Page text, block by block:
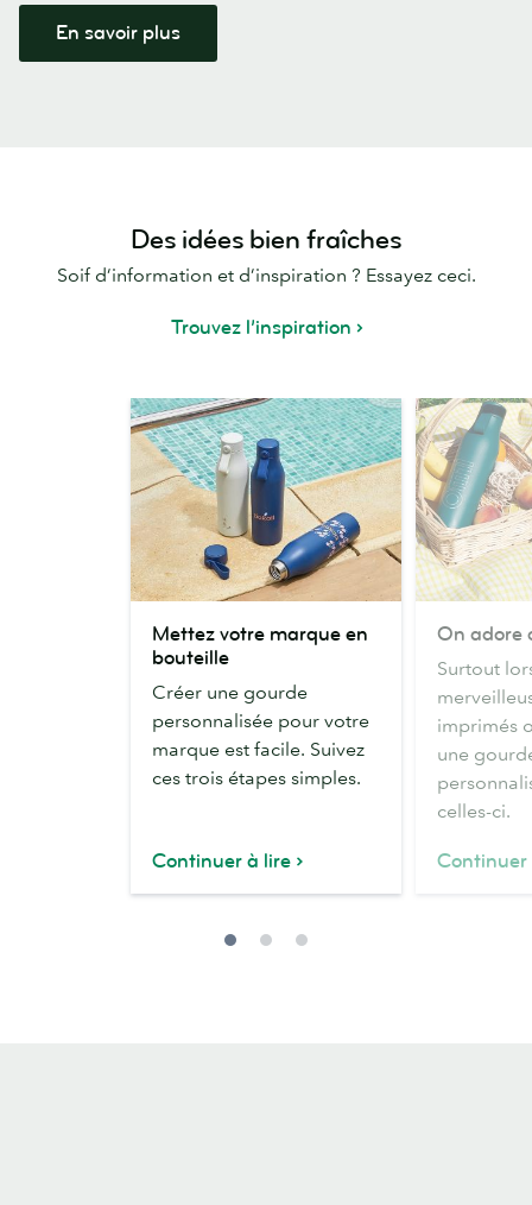
En savoir plus
Des idées bien fraîches
Soif d’information et d’inspiration ? Essayez ceci.
Trouvez l’inspiration
votre
marque
bouteille
Mettez votre marque en
bouteille
Créer une gourde
personnalisée pour votre
marque est facile. Suivez
ces trois étapes simples.
Continuer à lire
adore
ces
logos
On adore
Surtout
imprimés
une
celles-ci.
Continuer